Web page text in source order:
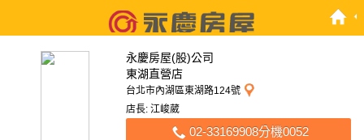
永慶房屋(股)公司
東湖直營店
台北市內湖區東湖路124號
店長: 江峻葳
02-33169908分機0052